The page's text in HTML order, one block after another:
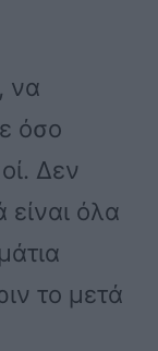
να
όσο
Δεν
όλα
το μετά